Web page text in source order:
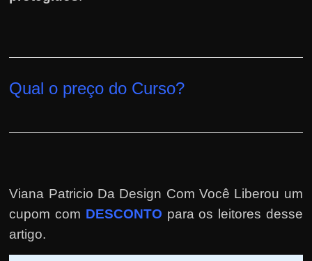
Qual o preço do Curso?
Viana Patricio Da Design Com Você Liberou um
cupom com DESCONTO para os leitores desse
artigo.